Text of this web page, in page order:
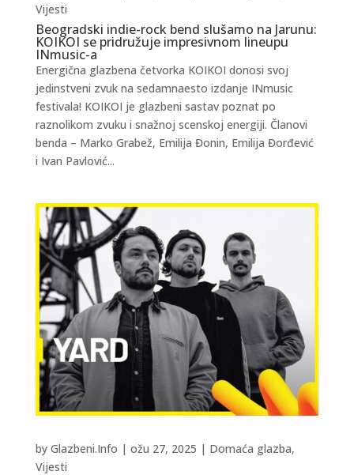
Beogradski indie-rock bend slušamo na Jarunu:
KOIKOI se pridružuje impresivnom lineupu
INmusic-a
Vijesti
Energična glazbena četvorka KOIKOI donosi svoj
jedinstveni zvuk na sedamnaesto izdanje INmusic
festivala! KOIKOI je glazbeni sastav poznat po
raznolikom zvuku i snažnoj scenskoj energiji. Članovi
benda – Marko Grabež, Emilija Đonin, Emilija Đorđević
i Ivan Pavlović...
by Glazbeni.Info | ožu 27, 2025 | Domaća glazba,
Vijesti